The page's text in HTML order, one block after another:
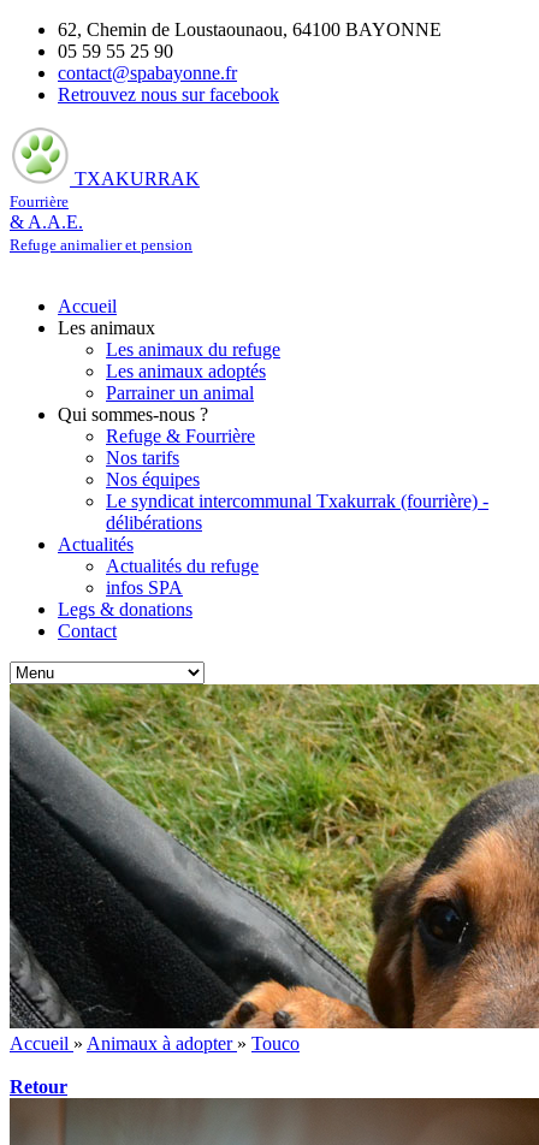
62, Chemin de Loustaounaou, 64100 BAYONNE
05 59 55 25 90
contact@spabayonne.fr
Retrouvez nous sur facebook
TXAKURRAK
Fourrière
& A.A.E.
Refuge animalier et pension
Accueil
Les animaux
Les animaux du refuge
Les animaux adoptés
Parrainer un animal
Qui sommes-nous ?
Refuge & Fourrière
Nos tarifs
Nos équipes
Le syndicat intercommunal Txakurrak (fourrière) -
délibérations
Actualités
Actualités du refuge
infos SPA
Legs & donations
Contact
Accueil » Animaux à adopter » Touco
Retour